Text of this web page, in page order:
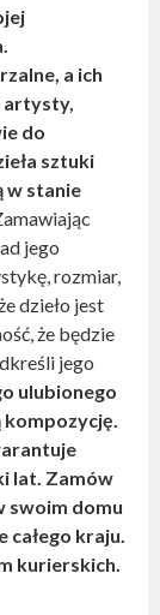
a ich
artysty,
do
sztuki
w stanie
jego
rozmiar,
dzieło jest
że będzie
jego
ulubionego
kompozycję.
lat. Zamów
swoim domu
całego kraju.
kurierskich.